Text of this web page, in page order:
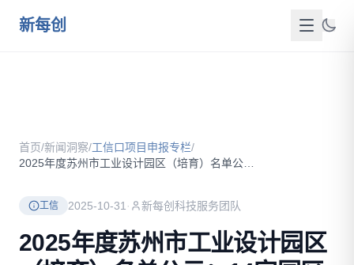
新每创
服务介绍
新闻洞察
首页/新闻洞察/工信口项目申报专栏/
工信 2025-10-31 · 新每创科技服务团队
2025年度苏州市工业设计园区